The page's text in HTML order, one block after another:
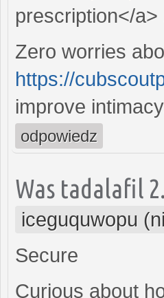
prescription</
Zero worries
https://
improve
odpowiedz
Was tadalafil
iceguquwopu
Secure
Curious about